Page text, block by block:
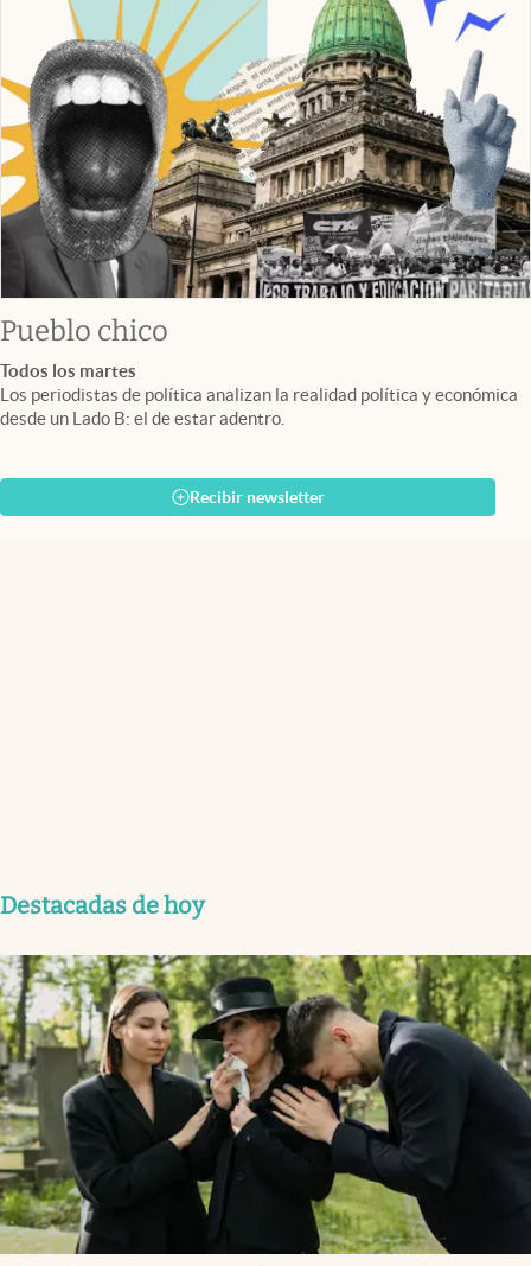
Pueblo chico
Todos los martes
Los periodistas de política analizan la realidad política y económica
desde un Lado B: el de estar adentro.
Recibir newsletter
Destacadas de hoy